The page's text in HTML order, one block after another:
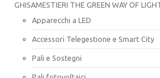
GHISAMESTIERI THE GREEN WAY OF
Apparecchi a LED
Accessori Telegestione e Smart City
Pali e Sostegni